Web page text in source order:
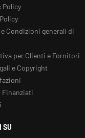
Policy
Condizioni generali di
per Clienti e Fornitori
e Copyright
Finanziati
SU